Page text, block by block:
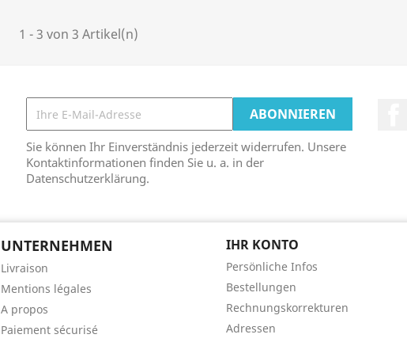
1 - 3 von 3 Artikel(n)
Sie können Ihr Einverständnis jederzeit widerrufen. Unsere
Kontaktinformationen finden Sie u. a. in der
Datenschutzerklärung.
UNTERNEHMEN
Livraison
Mentions légales
A propos
Paiement sécurisé
IHR KONTO
Persönliche Infos
Bestellungen
Rechnungskorrekturen
Adressen